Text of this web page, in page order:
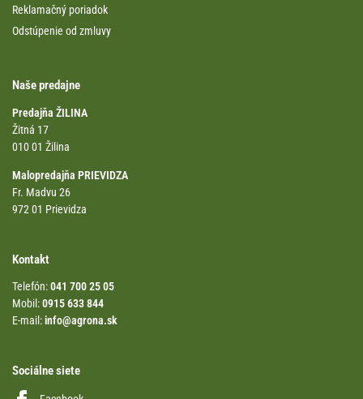
Reklamačný poriadok
Odstúpenie od zmluvy
Naše predajne
Predajňa ŽILINA
Žitná 17
010 01 Žilina
Malopredajňa PRIEVIDZA
Fr. Madvu 26
972 01 Prievidza
Kontakt
Telefón:041 700 25 05
Mobil:0915 633 844
E-mail:info@agrona.sk
Sociálne siete